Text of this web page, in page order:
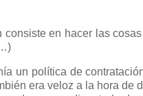
en hacer las
un política de
era veloz a la hora de